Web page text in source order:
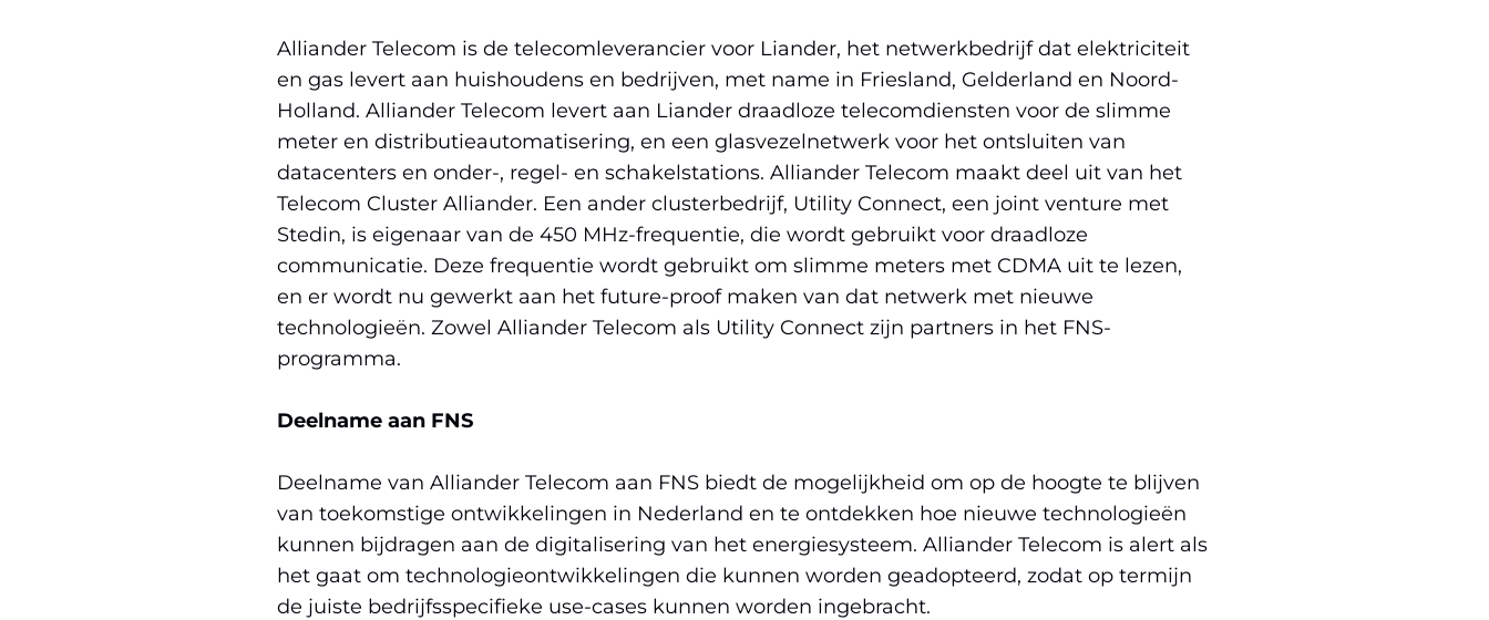
(verwijst
naar
een
andere
website)
Alliander Telecom is de telecomleverancier voor Liander, het netwerkbedrijf dat elektriciteit
en gas levert aan huishoudens en bedrijven, met name in Friesland, Gelderland en Noord-
Holland. Alliander Telecom levert aan Liander draadloze telecomdiensten voor de slimme
meter en distributieautomatisering, en een glasvezelnetwerk voor het ontsluiten van
datacenters en onder-, regel- en schakelstations. Alliander Telecom maakt deel uit van het
Telecom Cluster Alliander. Een ander clusterbedrijf, Utility Connect, een joint venture met
Stedin, is eigenaar van de 450 MHz-frequentie, die wordt gebruikt voor draadloze
communicatie. Deze frequentie wordt gebruikt om slimme meters met CDMA uit te lezen,
en er wordt nu gewerkt aan het future-proof maken van dat netwerk met nieuwe
technologieën. Zowel Alliander Telecom als Utility Connect zijn partners in het FNS-
programma.
Deelname aan FNS
Deelname van Alliander Telecom aan FNS biedt de mogelijkheid om op de hoogte te blijven
van toekomstige ontwikkelingen in Nederland en te ontdekken hoe nieuwe technologieën
kunnen bijdragen aan de digitalisering van het energiesysteem. Alliander Telecom is alert als
het gaat om technologieontwikkelingen die kunnen worden geadopteerd, zodat op termijn
de juiste bedrijfsspecifieke use-cases kunnen worden ingebracht.